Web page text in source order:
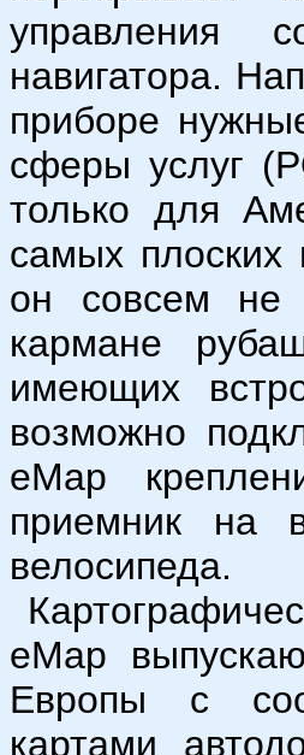
управления
навигатора.
приборе
сферы услуг
только для
самых плоских
он совсем не
кармане
имеющих
возможно
eMap
приемник на
велосипеда.
eMap
Европы с
картами